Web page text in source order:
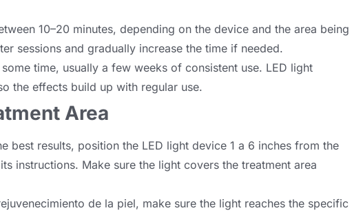
10–20 minutes, depending on the device and the area being
sessions and gradually increase the time if needed.
time, usually a few weeks of consistent use. LED light
the effects build up with regular use.
Area
best results, position the LED light device 1 a 6 inches from the
instructions. Make sure the light covers the treatment area
de la piel, make sure the light reaches the specific